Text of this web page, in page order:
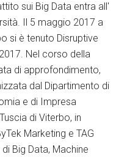
sui Big Data entra all'
Il 5 maggio 2017 a
si è tenuto Disruptive
Nel corso della
di approfondimento,
dal Dipartimento di
e di Impresa
di Viterbo, in
Marketing e TAG
Big Data, Machine